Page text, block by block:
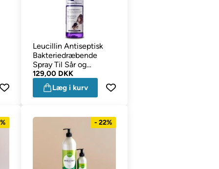
Leucillin Antiseptisk
Bakteriedræbende
Spray Til Sår og
Hududfordringer 250ml
129,00 DKK
Læg i kurv
- 22%